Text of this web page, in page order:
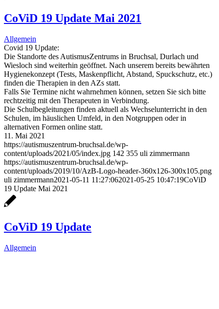
CoViD 19 Update Mai 2021
Allgemein
Covid 19 Update:
Die Standorte des AutismusZentrums in Bruchsal, Durlach und
Wiesloch sind weiterhin geöffnet. Nach unserem bereits bewährten
Hygienekonzept (Tests, Maskenpflicht, Abstand, Spuckschutz, etc.)
finden die Therapien in den AZs statt.
Falls Sie Termine nicht wahrnehmen können, setzen Sie sich bitte
rechtzeitig mit den Therapeuten in Verbindung.
Die Schulbegleitungen finden aktuell als Wechselunterricht in den
Schulen, im häuslichen Umfeld, in den Notgruppen oder in
alternativen Formen online statt.
11. Mai 2021
https://autismuszentrum-bruchsal.de/wp-
content/uploads/2021/05/index.jpg 142 355 uli zimmermann
https://autismuszentrum-bruchsal.de/wp-
content/uploads/2019/10/AzB-Logo-header-360x126-300x105.png
uli zimmermann2021-05-11 11:27:062021-05-25 10:47:19CoViD
19 Update Mai 2021
CoViD 19 Update
Allgemein